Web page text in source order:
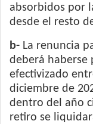
absorbidos por
desde el resto
b- La renuncia
deberá haberse
efectivizado
diciembre de
dentro del año
retiro se